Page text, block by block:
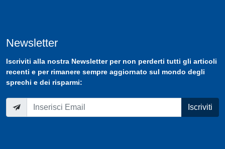
Newsletter
Iscriviti alla nostra Newsletterper non perderti tutti gli articoli
recenti e per rimanere sempre aggiornato sul mondo degli
sprechi e dei risparmi:
Iscriviti